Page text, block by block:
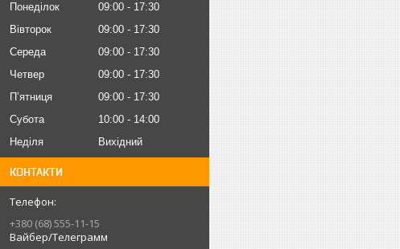
Понеділок 09:00
17:30
Вівторок
09:00
17:30
Середа
09:00
17:30
Четвер
09:00
17:30
Пʼятниця
09:00
17:30
Субота
10:00
14:00
Неділя
Вихідний
КОНТАКТИ
+380 (68) 555-11-15
Вайбер/Телеграмм